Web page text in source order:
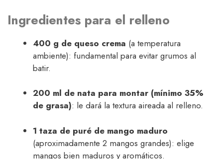
Ingredientes para el relleno
400 g de queso crema (a temperatura
ambiente): fundamental para evitar grumos al
batir.
200 ml de nata para montar (mínimo 35%
de grasa): le dará la textura aireada al relleno.
1 taza de puré de mango maduro
(aproximadamente 2 mangos grandes): elige
mangos bien maduros y aromáticos.